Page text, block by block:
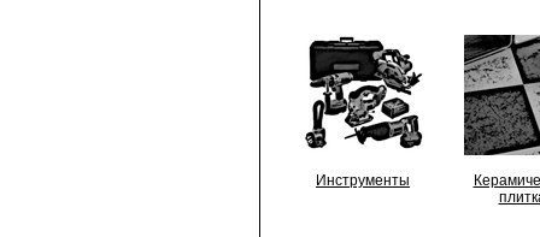
Инструменты